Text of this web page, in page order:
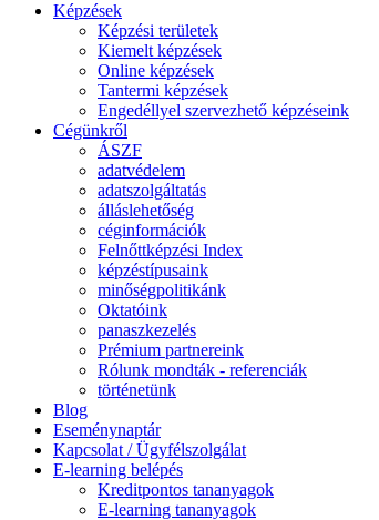
Képzések
Képzési területek
Kiemelt képzések
Online képzések
Tantermi képzések
Engedéllyel szervezhető képzéseink
Cégünkről
ÁSZF
adatvédelem
adatszolgáltatás
álláslehetőség
céginformációk
Felnőttképzési Index
képzéstípusaink
minőségpolitikánk
Oktatóink
panaszkezelés
Prémium partnereink
Rólunk mondták - referenciák
történetünk
Blog
Eseménynaptár
Kapcsolat / Ügyfélszolgálat
E-learning belépés
Kreditpontos tananyagok
E-learning tananyagok